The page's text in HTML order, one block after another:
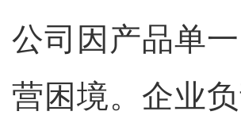
公司因产品单
营困境。企业